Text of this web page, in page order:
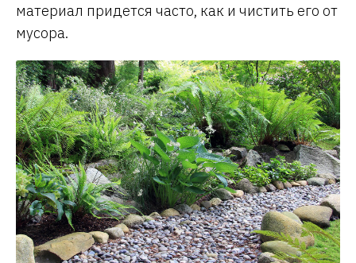
материал придется часто, как и чистить его от
мусора.